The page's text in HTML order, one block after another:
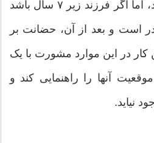
حضانت مشخص نمی کند، اما اگر فرزند زیر ۷ سال باشد
است و بعد از آن، حضانت بر
در این موارد مشورت با یک
آنها را راهنمایی کند و
نیاید.